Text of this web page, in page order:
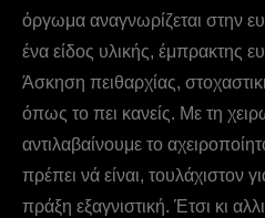
όργωμα αναγνωρίζεται στην
ένα είδος υλικής, έμπρακτης
Άσκηση πειθαρχίας,
όπως το πει κανείς. Με τη
αντιλαβαίνουμε το
πρέπει νά είναι, τουλάχιστον
πράξη εξαγνιστική. Έτσι κι